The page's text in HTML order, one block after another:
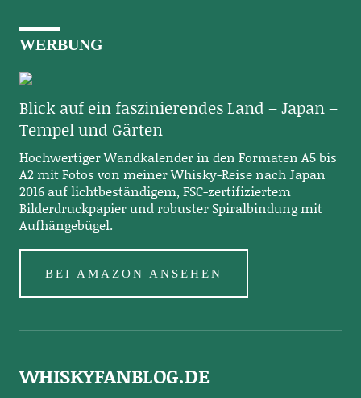
WERBUNG
Blick auf ein faszinierendes Land – Japan –
Tempel und Gärten
Hochwertiger Wandkalender in den Formaten A5 bis
A2 mit Fotos von meiner Whisky-Reise nach Japan
2016 auf lichtbeständigem, FSC-zertifiziertem
Bilderdruckpapier und robuster Spiralbindung mit
Aufhängebügel.
BEI AMAZON ANSEHEN
WHISKYFANBLOG.DE